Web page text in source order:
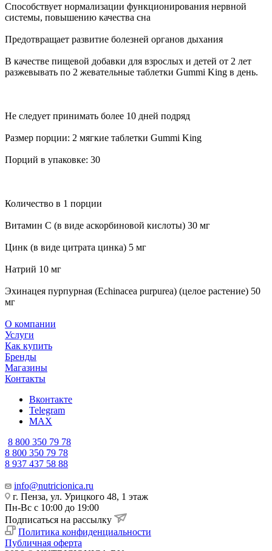
Способствует нормализации функционирования нервной
системы, повышению качества сна
Предотвращает развитие болезней органов дыхания
В качестве пищевой добавки для взрослых и детей от 2 лет
разжевывать по 2 жевательные таблетки Gummi King в день.
Не следует принимать более 10 дней подряд
Размер порции: 2 мягкие таблетки Gummi King
Порций в упаковке: 30
Количество в 1 порции
Витамин С (в виде аскорбиновой кислоты) 30 мг
Цинк (в виде цитрата цинка) 5 мг
Натрий 10 мг
Эхинацея пурпурная (Echinacea purpurea) (целое растение) 50
мг
О компании
Услуги
Как купить
Бренды
Магазины
Контакты
Вконтакте
Telegram
MAX
8 800 350 79 78
8 800 350 79 78
8 937 437 58 88
info@nutricionica.ru
г. Пенза, ул. Урицкого 48, 1 этаж
Пн-Вс с 10:00 до 19:00
Подписаться на рассылку
Политика конфиденциальности
Публичная оферта